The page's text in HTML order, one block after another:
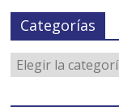
Categorías